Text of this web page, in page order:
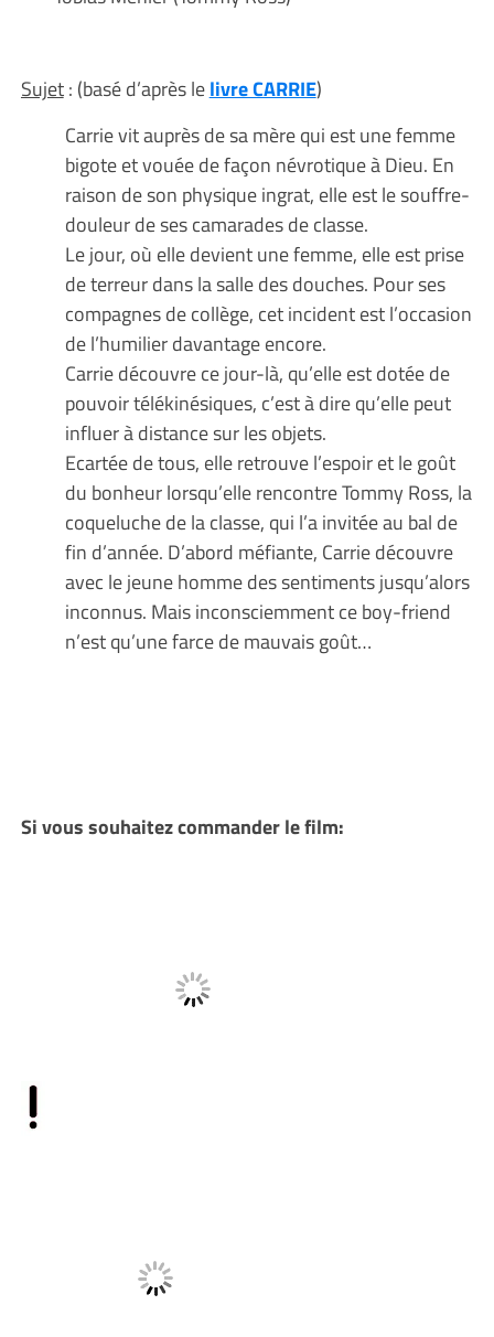
Sujet: (basé d’après lelivre CARRIE)
Carrie vit auprès de sa mère qui est une femme
bigote et vouée de façon névrotique à Dieu. En
raison de son physique ingrat, elle est le souffre-
douleur de ses camarades de classe.
Le jour, où elle devient une femme, elle est prise
de terreur dans la salle des douches. Pour ses
compagnes de collège, cet incident est l’occasion
de l’humilier davantage encore.
Carrie découvre ce jour-là, qu’elle est dotée de
pouvoir télékinésiques, c’est à dire qu’elle peut
influer à distance sur les objets.
Ecartée de tous, elle retrouve l’espoir et le goût
du bonheur lorsqu’elle rencontre Tommy Ross, la
coqueluche de la classe, qui l’a invitée au bal de
fin d’année. D’abord méfiante, Carrie découvre
avec le jeune homme des sentiments jusqu’alors
inconnus. Mais inconsciemment ce boy-friend
n’est qu’une farce de mauvais goût…
Si vous souhaitez commander le film: